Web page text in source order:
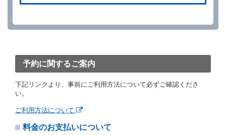
ができます。
を１時間以上経過してもレンタカー貸渡契約（以下
約取消手数料を当社に支払うものとし、当社は、この
予約取消手数料の支払いがあったときは、受領済の予
約申込金を借受人に返還するものとします。
当社の都合により、予約が取り消されたとき、又は貸
約申込金を返還するものとします。
若しくは当社のいずれの責にもよらない事由により貸
予約に関するご案内
下記リンクより、事前にご利用方法について必ずご確認くださ
い。
ご利用方法について
料金のお支払いについて